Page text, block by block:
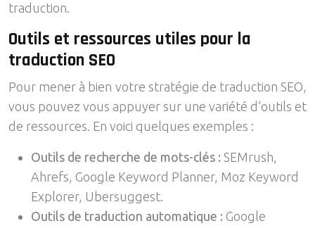
traduction.
Outils et ressources utiles pour la
traduction SEO
Pour mener à bien votre stratégie de traduction SEO,
vous pouvez vous appuyer sur une variété d’outils et
de ressources. En voici quelques exemples :
Outils de recherche de mots-clés : SEMrush,
Ahrefs, Google Keyword Planner, Moz Keyword
Explorer, Ubersuggest.
Outils de traduction automatique : Google